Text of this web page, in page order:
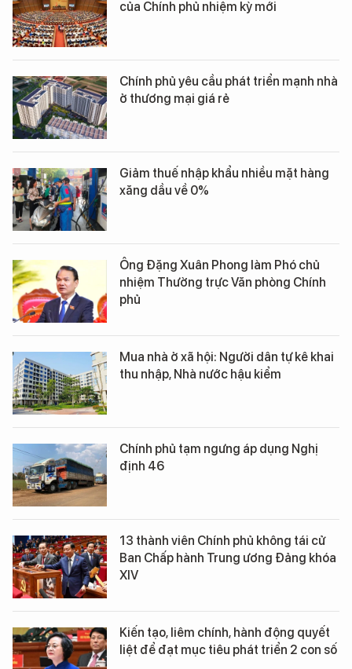
của Chính phủ nhiệm kỳ mới
Chính phủ yêu cầu phát triển mạnh nhà
ở thương mại giá rẻ
Giảm thuế nhập khẩu nhiều mặt hàng
xăng dầu về 0%
Ông Đặng Xuân Phong làm Phó chủ
nhiệm Thường trực Văn phòng Chính
phủ
Mua nhà ở xã hội: Người dân tự kê khai
thu nhập, Nhà nước hậu kiểm
Chính phủ tạm ngưng áp dụng Nghị
định 46
13 thành viên Chính phủ không tái cử
Ban Chấp hành Trung ương Đảng khóa
XIV
Kiến tạo, liêm chính, hành động quyết
liệt để đạt mục tiêu phát triển 2 con số